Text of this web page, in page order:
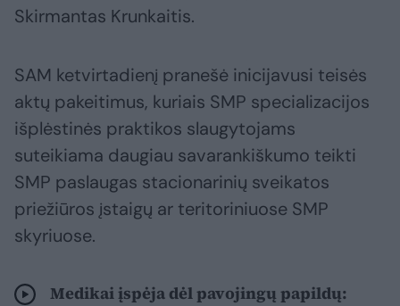
Skirmantas Krunkaitis.
SAM ketvirtadienį pranešė inicijavusi teisės
aktų pakeitimus, kuriais SMP specializacijos
išplėstinės praktikos slaugytojams
suteikiama daugiau savarankiškumo teikti
SMP paslaugas stacionarinių sveikatos
priežiūros įstaigų ar teritoriniuose SMP
skyriuose.
Medikai įspėja dėl pavojingų papildų: